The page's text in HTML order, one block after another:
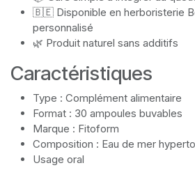
🇧🇪 Disponible en herboristerie
personnalisé
🌿 Produit naturel sans additifs
Caractéristiques
Type : Complément alimentaire
Format : 30 ampoules buvables
Marque : Fitoform
Composition : Eau de mer
Usage oral